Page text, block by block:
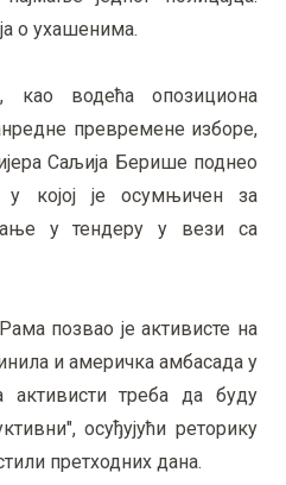
о ухашенима.
као водећа опозициона
превремене изборе,
Саљија Берише поднео
којој је осумњичен за
у тендеру у вези са
позвао је активисте на
и америчка амбасада у
активисти треба да буду
осуђујући реторику
претходних дана.